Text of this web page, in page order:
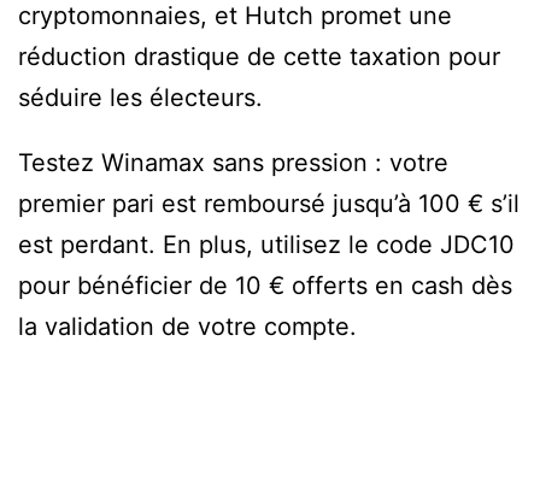
cryptomonnaies, et Hutch promet une
réduction drastique de cette taxation pour
séduire les électeurs.
Testez Winamax sans pression : votre
premier pari est remboursé jusqu’à 100 € s’il
est perdant. En plus, utilisez le code JDC10
pour bénéficier de 10 € offerts en cash dès
la validation de votre compte.